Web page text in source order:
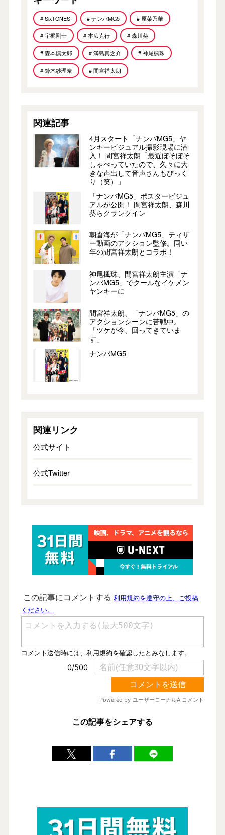
# SixTONES # ナンバMG5 # 原菜乃華
# 宇梶剛士 # 本広克行 # 森川葵
# 森本慎太郎 # 満島真之介 # 神尾楓珠
# 鈴木紗理奈 # 間宮祥太朗
関連記事
4月スタート「ナンバMG5」ヤ
ンキービジュアル撮影現場に潜
入！ 間宮祥太朗「最近ぼそぼそ
しゃべっていたので、久々に大
きな声出して音声さんもびっく
り（笑）」
「ナンバMG5」ポスタービジュ
アルが公開！ 間宮祥太朗、森川
葵らクランクイン
朝倉海が「ナンバMG5」ティザ
ー動画のアクション監修。同い
年の間宮祥太朗とコラボ！
神尾楓珠、間宮祥太朗主演「ナ
ンバMG5」でクールなイケメン
ヤンキーに
間宮祥太朗、「ナンバMG5」の
アクションシーンに苦戦中。
「ツケが今、回ってきていま
す」
ナンバMG5
関連リンク
公式サイト
公式Twitter
この記事をシェアする